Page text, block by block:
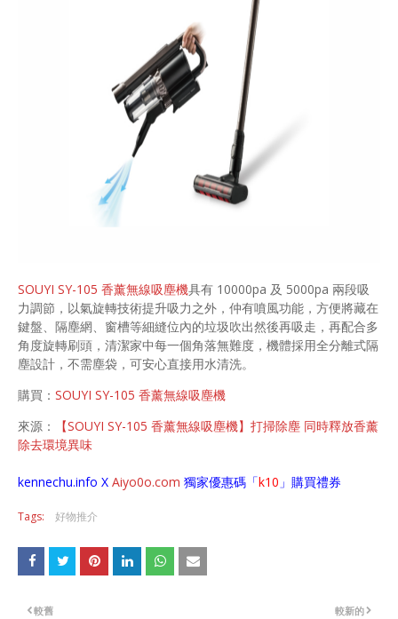
SOUYI SY-105 香薰無線吸塵機具有 10000pa 及 5000pa 兩段吸
力調節，以氣旋轉技術提升吸力之外，仲有噴風功能，方便將藏在
鍵盤、隔塵網、窗槽等細縫位內的垃圾吹出然後再吸走，再配合多
角度旋轉刷頭，清潔家中每一個角落無難度，機體採用全分離式隔
塵設計，不需塵袋，可安心直接用水清洗。
購買： SOUYI SY-105 香薰無線吸塵機
來源：
【SOUYI SY-105 香薰無線吸塵機】打掃除塵 同時釋放香薰
除去環境異味
kennechu.info X Aiyo0o.com 獨家優惠碼「k10 」購買禮券
Tags: 好物推介
較新的
較舊